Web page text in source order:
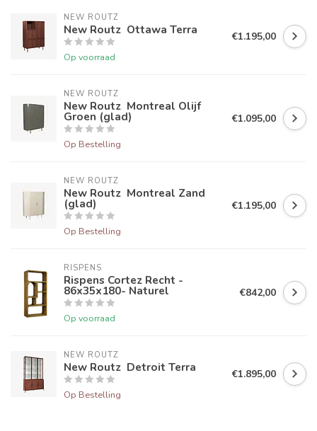
NEW ROUTZ
New Routz Ottawa Terra
Op voorraad
€1.195,00
NEW ROUTZ
New Routz Montreal Olijf
Groen (glad)
Op Bestelling
€1.095,00
NEW ROUTZ
New Routz Montreal Zand
(glad)
Op Bestelling
€1.195,00
RISPENS
Rispens Cortez Recht -
86x35x180- Naturel
Op voorraad
€842,00
NEW ROUTZ
New Routz Detroit Terra
Op Bestelling
€1.895,00